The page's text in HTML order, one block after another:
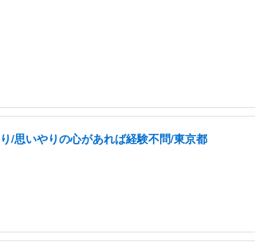
/思いやりの心があれば経験不問/東京都